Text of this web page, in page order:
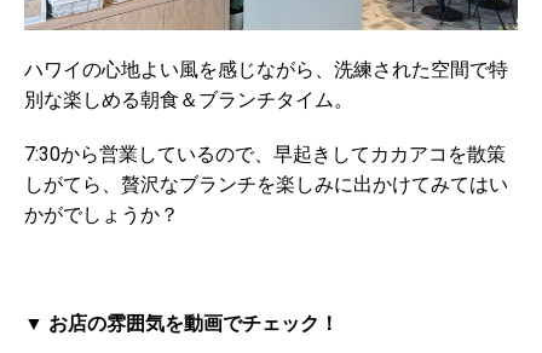
ハワイの心地よい風を感じながら、洗練された空間で特
別な楽しめる朝食＆ブランチタイム。
7:30から営業しているので、早起きしてカカアコを散策
しがてら、贅沢なブランチを楽しみに出かけてみてはい
かがでしょうか？
▼ お店の雰囲気を動画でチェック！